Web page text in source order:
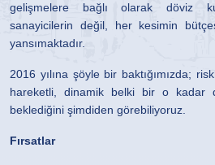
gelişmelere bağlı olarak döviz
sanayicilerin değil, her kesimin
yansımaktadır.
2016 yılına şöyle bir baktığımızda;
hareketli, dinamik belki bir o kadar
beklediğini şimdiden görebiliyoruz.
Fırsatlar